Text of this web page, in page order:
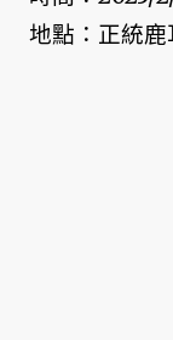
地點：正統